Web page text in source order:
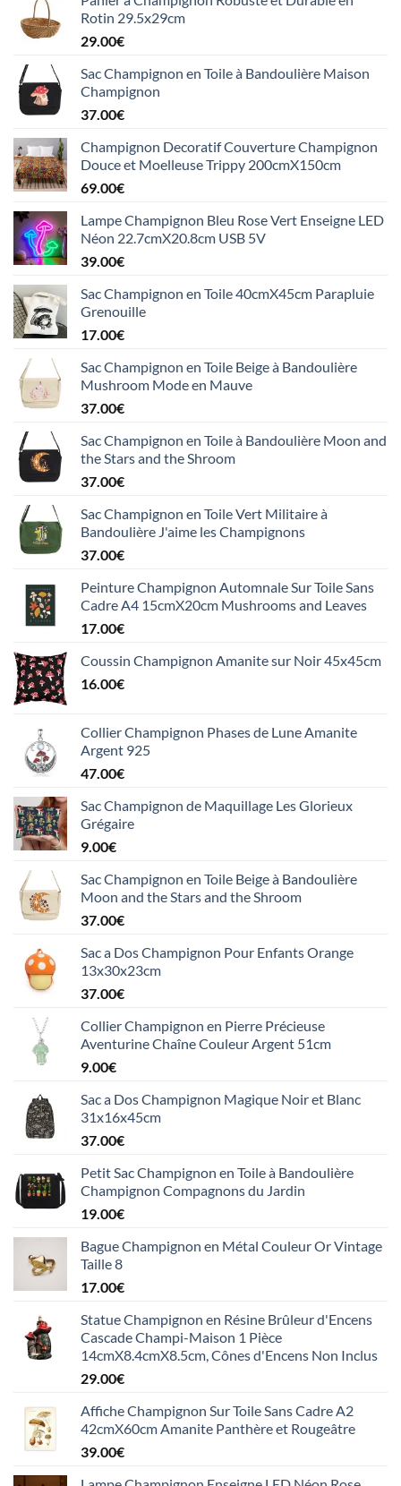
Rotin 29.5x29cm
29.00€
Sac Champignon en Toile à Bandoulière Maison
Champignon
37.00€
Champignon Decoratif Couverture Champignon
Douce et Moelleuse Trippy 200cmX150cm
69.00€
Lampe Champignon Bleu Rose Vert Enseigne LED
Néon 22.7cmX20.8cm USB 5V
39.00€
Sac Champignon en Toile 40cmX45cm Parapluie
Grenouille
17.00€
Sac Champignon en Toile Beige à Bandoulière
Mushroom Mode en Mauve
37.00€
Sac Champignon en Toile à Bandoulière Moon and
the Stars and the Shroom
37.00€
Sac Champignon en Toile Vert Militaire à
Bandoulière J'aime les Champignons
37.00€
Peinture Champignon Automnale Sur Toile Sans
Cadre A4 15cmX20cm Mushrooms and Leaves
17.00€
Coussin Champignon Amanite sur Noir 45x45cm
16.00€
Collier Champignon Phases de Lune Amanite
Argent 925
47.00€
Sac Champignon de Maquillage Les Glorieux
Grégaire
9.00€
Sac Champignon en Toile Beige à Bandoulière
Moon and the Stars and the Shroom
37.00€
Sac a Dos Champignon Pour Enfants Orange
13x30x23cm
37.00€
Collier Champignon en Pierre Précieuse
Aventurine Chaîne Couleur Argent 51cm
9.00€
Sac a Dos Champignon Magique Noir et Blanc
31x16x45cm
37.00€
Petit Sac Champignon en Toile à Bandoulière
Champignon Compagnons du Jardin
19.00€
Bague Champignon en Métal Couleur Or Vintage
Taille 8
17.00€
Statue Champignon en Résine Brûleur d'Encens
Cascade Champi-Maison 1 Pièce
14cmX8.4cmX8.5cm, Cônes d'Encens Non Inclus
29.00€
Affiche Champignon Sur Toile Sans Cadre A2
42cmX60cm Amanite Panthère et Rougeâtre
39.00€